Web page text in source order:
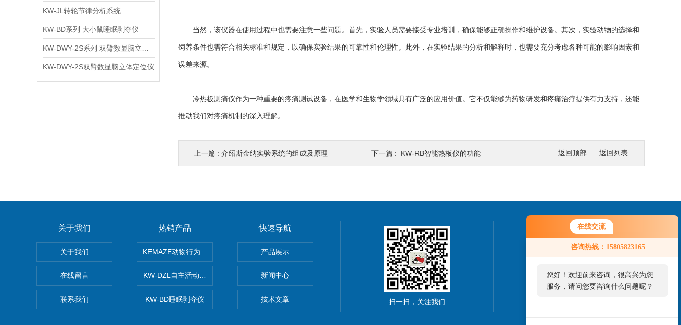
在线交流
咨询热线：15805823165
您好！欢迎前来咨询，很高兴为您
服务，请问您要咨询什么问题呢？
KW-JL转轮节律分析系统
KW-BD系列 大小鼠睡眠剥夺仪
KW-DWY-2S双臂数显脑立体定位仪
当然，该仪器在使用过程中也需要注意一些问题。首先，实验人员需要接受专业培训，确保能够正确操作和维护设备。其次，实验动物的选择和
饲养条件也需符合相关标准和规定，以确保实验结果的可靠性和伦理性。此外，在实验结果的分析和解释时，也需要充分考虑各种可能的影响因素和
误差来源。
冷热板测痛仪作为一种重要的疼痛测试设备，在医学和生物学领域具有广泛的应用价值。它不仅能够为药物研发和疼痛治疗提供有力支持，还能
推动我们对疼痛机制的深入理解。
返回列表
返回顶部
上一篇 : 介绍斯金纳实验系统的组成及原理 下一篇 : KW-RB智能热板仪的功能
关于我们
关于我们
在线留言
联系我们
热销产品
KEMAZE动物行为学分析系统
KW-DZL自主活动转轮系统
KW-BD睡眠剥夺仪
快速导航
产品展示
新闻中心
技术文章 扫一扫，关注我们
联系我们
13701930554